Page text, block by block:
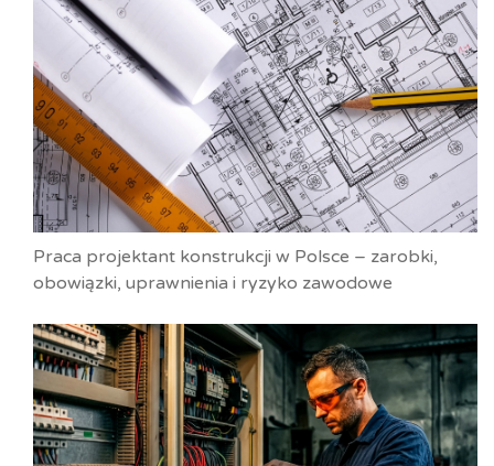
Praca projektant konstrukcji w Polsce – zarobki,
obowiązki, uprawnienia i ryzyko zawodowe